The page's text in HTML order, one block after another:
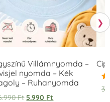
Villámnyomda –
nyomda – Kék
– Ruhanyomda
Ft 5.990 Ft
❯